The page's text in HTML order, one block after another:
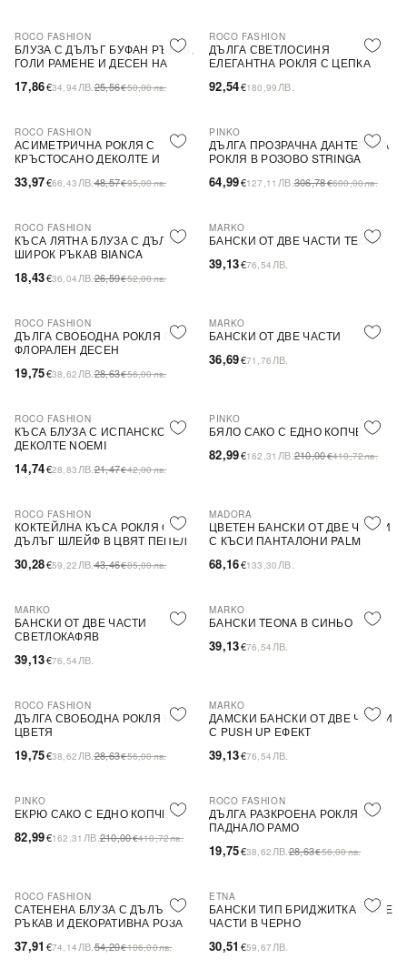
-30%
ROCO FASHION
БЛУЗА С ДЪЛЪГ БУФАН РЪКАВ,
ГОЛИ РАМЕНЕ И ДЕСЕН НА
17,86€34,94 ЛВ.25,56€50,00лв.
ROCO FASHION
ДЪЛГА СВЕТЛОСИНЯ
ЕЛЕГАНТНА РОКЛЯ С ЦЕПКА
92,54€180,99 ЛВ.
-30%
ROCO FASHION
АСИМЕТРИЧНА РОКЛЯ С
КРЪСТОСАНО ДЕКОЛТЕ И
33,97€66,43 ЛВ.48,57€95,00лв.
-79%
PINKO
ДЪЛГА ПРОЗРАЧНА ДАНТЕЛЕНА
РОКЛЯ В РОЗОВО STRINGA
64,99€127,11 ЛВ.306,78€600,00лв.
-31%
ROCO FASHION
КЪСА ЛЯТНА БЛУЗА С ДЪЛЪГ
ШИРОК РЪКАВ BIANCA
18,43€36,04 ЛВ.26,59€52,00лв.
MARKO
БАНСКИ ОТ ДВЕ ЧАСТИ TEONA
39,13€76,54 ЛВ.
-31%
ROCO FASHION
ДЪЛГА СВОБОДНА РОКЛЯ С
ФЛОРАЛЕН ДЕСЕН
19,75€38,62 ЛВ.28,63€56,00лв.
MARKO
БАНСКИ ОТ ДВЕ ЧАСТИ
36,69€71,76 ЛВ.
-31%
ROCO FASHION
КЪСА БЛУЗА С ИСПАНСКО
ДЕКОЛТЕ NOEMI
14,74€28,83 ЛВ.21,47€42,00лв.
-60%
PINKO
БЯЛО САКО С ЕДНО КОПЧЕ
82,99€162,31 ЛВ.210,00€410,72лв.
-30%
ROCO FASHION
КОКТЕЙЛНА КЪСА РОКЛЯ С
ДЪЛЪГ ШЛЕЙФ В ЦВЯТ ПЕПЕЛ
30,28€59,22 ЛВ.43,46€85,00лв.
MADORA
ЦВЕТЕН БАНСКИ ОТ ДВЕ ЧАСТИ
С КЪСИ ПАНТАЛОНИ PALM
68,16€133,30 ЛВ.
MARKO
БАНСКИ ОТ ДВЕ ЧАСТИ
СВЕТЛОКАФЯВ
39,13€76,54 ЛВ.
MARKO
БАНСКИ TEONA В СИНЬО
39,13€76,54 ЛВ.
-31%
ROCO FASHION
ДЪЛГА СВОБОДНА РОКЛЯ НА
ЦВЕТЯ
19,75€38,62 ЛВ.28,63€56,00лв.
MARKO
ДАМСКИ БАНСКИ ОТ ДВЕ ЧАСТИ
С PUSH UP ЕФЕКТ
39,13€76,54 ЛВ.
-60%
PINKO
ЕКРЮ САКО С ЕДНО КОПЧЕ
82,99€162,31 ЛВ.210,00€410,72лв.
-31%
ROCO FASHION
ДЪЛГА РАЗКРОЕНА РОКЛЯ С
ПАДНАЛО РАМО
19,75€38,62 ЛВ.28,63€56,00лв.
-30%
ROCO FASHION
САТЕНЕНА БЛУЗА С ДЪЛЪГ
РЪКАВ И ДЕКОРАТИВНА РОЗА
37,91 €74,14 ЛВ.54,20€106,00лв.
ETNA
БАНСКИ ТИП БРИДЖИТКА В ДВЕ
ЧАСТИ В ЧЕРНО
30,51 €59,67 ЛВ.